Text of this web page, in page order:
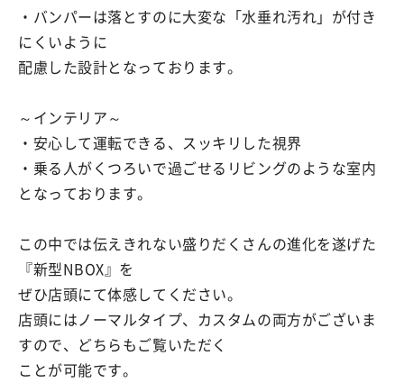
・バンパーは落とすのに大変な「水垂れ汚れ」が付き
にくいように
配慮した設計となっております。
～インテリア～
・安心して運転できる、スッキリした視界
・乗る人がくつろいで過ごせるリビングのような室内
となっております。
この中では伝えきれない盛りだくさんの進化を遂げた
『新型NBOX』を
ぜひ店頭にて体感してください。
店頭にはノーマルタイプ、カスタムの両方がございま
すので、どちらもご覧いただく
ことが可能です。